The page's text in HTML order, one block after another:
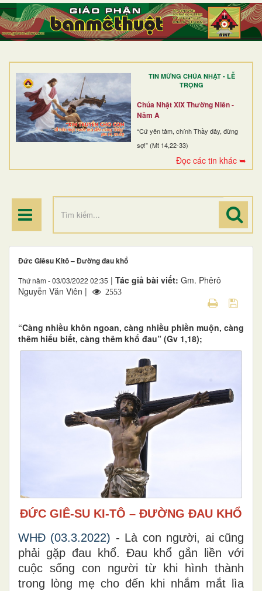
TIN MỪNG CHÚA NHẬT - LỄ
TRỌNG
Chúa Nhật XIX Thường Niên -
Năm A
“Cứ yên tâm, chính Thầy đây, đừng
sợ!” (Mt 14,22-33)
Đọc các tin khác ➥
TRANG NHẤT
GIỚI THIỆU
DÒNG TU
BAN MỤC VỤ
ĐOÀN THỂ CG
ĐIỂM HÀNH HƯƠNG
Đức Giêsu Kitô – Đường đau khổ
Thứ năm - 03/03/2022 02:35 | Tác giả bài viết: Gm. Phêrô
Nguyễn Văn Viên |
2553
“Càng nhiều khôn ngoan, càng nhiều phiền muộn, càng
thêm hiểu biết, càng thêm khổ đau” (Gv 1,18);
ĐỨC GIÊ-SU KI-TÔ – ĐƯỜNG ĐAU KHỔ
WHĐ (03.3.2022) - Là con người, ai cũng
phải gặp đau khổ. Đau khổ gắn liền với
cuộc sống con người từ khi hình thành
trong lòng mẹ cho đến khi nhắm mắt lìa